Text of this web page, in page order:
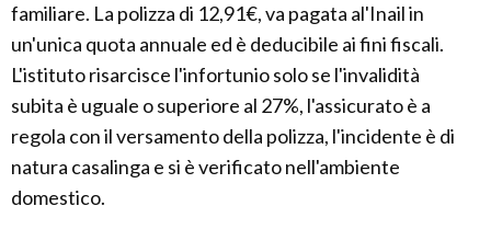
familiare. La polizza di 12,91€, va pagata al'Inail in
un'unica quota annuale ed è deducibile ai fini fiscali.
L'istituto risarcisce l'infortunio solo se l'invalidità
subita è uguale o superiore al 27%, l'assicurato è a
regola con il versamento della polizza, l'incidente è di
natura casalinga e si è verificato nell'ambiente
domestico.